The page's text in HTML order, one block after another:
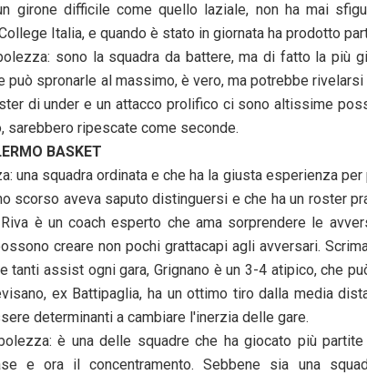
girone difficile come quello laziale, non ha mai
Italia, e quando è stato in giornata ha prodotto
sono la squadra da battere, ma di fatto la più
può spronarle al massimo, è vero, ma potrebbe
di under e un attacco prolifico ci sono altissime
sarebbero ripescate come seconde.
BASKET
una squadra ordinata e che ha la giusta esperienza
scorso aveva saputo distinguersi e che ha un roster
è un coach esperto che ama sorprendere le
creare non pochi grattacapi agli avversari.
tanti assist ogni gara, Grignano è un 3-4 atipico, che
ex Battipaglia, ha un ottimo tiro dalla media
determinanti a cambiare l'inerzia delle gare.
è una delle squadre che ha giocato più
e ora il concentramento. Sebbene sia una